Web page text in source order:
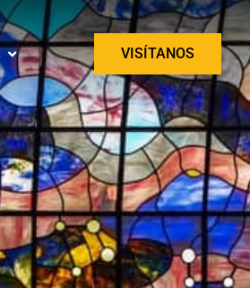
VISÍTANOS